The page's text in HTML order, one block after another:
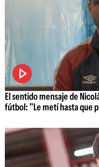
El sentido mensaje de
fútbol: "Le metí hasta que